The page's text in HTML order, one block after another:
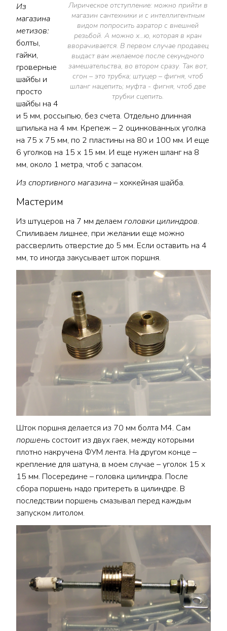
Лирическое отступление: можно прийти в
магазин сантехники и с интеллигентным
видом попросить аэратор с внешней
резьбой. А можно х…ю, которая в кран
вворачивается. В первом случае продавец
выдаст вам желаемое после секундного
замешательства, во втором сразу. Так вот,
сгон – это трубка; штуцер – фигня, чтоб
шланг нацепить; муфта - фигня, чтоб две
трубки сцепить.
Из
магазина
метизов:
болты,
гайки,
гроверные
шайбы и
просто
шайбы на 4
и 5 мм, россыпью, без счета. Отдельно длинная
шпилька на 4 мм. Крепеж – 2 оцинкованных уголка
на 75 x 75 мм, по 2 пластины на 80 и 100 мм. И еще
6 уголков на 15 x 15 мм. И еще нужен шланг на 8
мм, около 1 метра, чтоб с запасом.
Из спортивного магазина– хоккейная шайба.
Мастерим
Из штуцеров на 7 мм делаем головки цилиндров.
Спиливаем лишнее, при желании еще можно
рассверлить отверстие до 5 мм. Если оставить на 4
мм, то иногда закусывает шток поршня.
Шток поршня делается из 70 мм болта М4. Сам
поршень состоит из двух гаек, между которыми
плотно накручена ФУМ лента. На другом конце –
крепление для шатуна, в моем случае – уголок 15 x
15 мм. Посередине – головка цилиндра. После
сбора поршень надо притереть в цилиндре. В
последствии поршень смазывал перед каждым
запуском литолом.